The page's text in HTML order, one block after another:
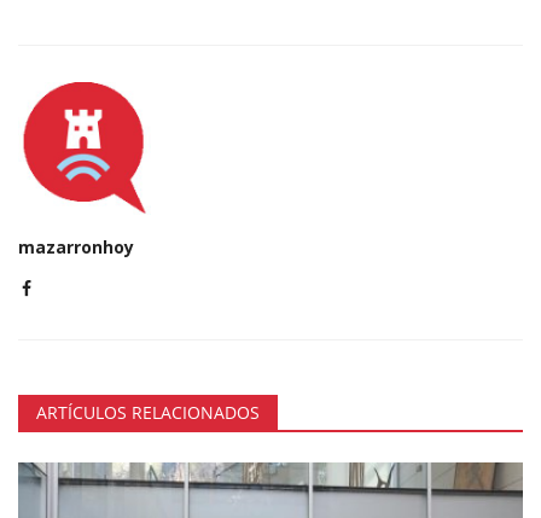
mazarronhoy
ARTÍCULOS RELACIONADOS